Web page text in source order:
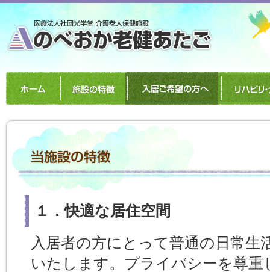
１．快適な居住空間
入居者の方にとって普通の日常生
いたします。プライバシーを尊重